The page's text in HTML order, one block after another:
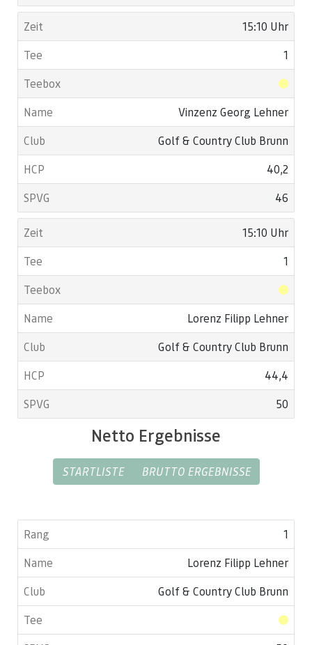
15:10 Uhr
1
Vinzenz Georg Lehner
Golf & Country Club Brunn
40,2
46
15:10 Uhr
1
Lorenz Filipp Lehner
Golf & Country Club Brunn
44,4
50
Netto Ergebnisse
STARTLISTE BRUTTO ERGEBNISSE
1
Lorenz Filipp Lehner
Golf & Country Club Brunn